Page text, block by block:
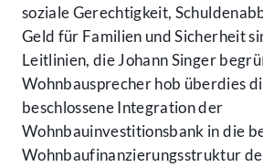
soziale Gerechtigkeit,
Geld für Familien und Sicherheit
Leitlinien, die Johann Singer
Wohnbausprecher hob überdies
beschlossene Integration der
Wohnbauinvestitionsbank in die
Wohnbaufinanzierungsstruktur